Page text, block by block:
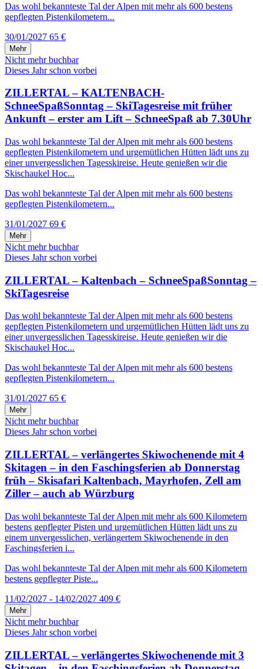
Das wohl bekannteste Tal der Alpen mit mehr als 600 bestens
gepflegten Pistenkilometern...
30/01/2027 65 €
Mehr
Nicht mehr buchbar
Dieses Jahr schon vorbei
ZILLERTAL – KALTENBACH-
SchneeSpaßSonntag – SkiTagesreise mit früher
Ankunft – erster am Lift – SchneeSpaß ab 7.30Uhr
Das wohl bekannteste Tal der Alpen mit mehr als 600 bestens
gepflegten Pistenkilometern und urgemütlichen Hütten lädt uns zu
einer unvergesslichen Tagesskireise. Heute genießen wir die
Skischaukel Hoc...
Das wohl bekannteste Tal der Alpen mit mehr als 600 bestens
gepflegten Pistenkilometern...
31/01/2027 69 €
Mehr
Nicht mehr buchbar
Dieses Jahr schon vorbei
ZILLERTAL – Kaltenbach – SchneeSpaßSonntag –
SkiTagesreise
Das wohl bekannteste Tal der Alpen mit mehr als 600 bestens
gepflegten Pistenkilometern und urgemütlichen Hütten lädt uns zu
einer unvergesslichen Tagesskireise. Heute genießen wir die
Skischaukel Hoc...
Das wohl bekannteste Tal der Alpen mit mehr als 600 bestens
gepflegten Pistenkilometern...
31/01/2027 65 €
Mehr
Nicht mehr buchbar
Dieses Jahr schon vorbei
ZILLERTAL – verlängertes Skiwochenende mit 4
Skitagen – in den Faschingsferien ab Donnerstag
früh – Skisafari Kaltenbach, Mayrhofen, Zell am
Ziller – auch ab Würzburg
Das wohl bekannteste Tal der Alpen mit mehr als 600 Kilometern
bestens gepflegter Pisten und urgemütlichen Hütten lädt uns zu
einem unvergesslichen, verlängertem Skiwochenende in den
Faschingsferien i...
Das wohl bekannteste Tal der Alpen mit mehr als 600 Kilometern
bestens gepflegter Piste...
11/02/2027 - 14/02/2027 409 €
Mehr
Nicht mehr buchbar
Dieses Jahr schon vorbei
ZILLERTAL – verlängertes Skiwochenende mit 3